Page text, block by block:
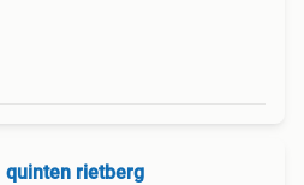
quinten rietberg